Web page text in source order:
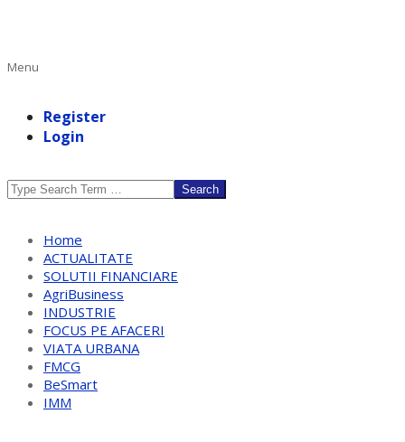
Primary
Menu
Register
Login
Search
Home
ACTUALITATE
SOLUTII FINANCIARE
AgriBusiness
INDUSTRIE
FOCUS PE AFACERI
VIATA URBANA
FMCG
BeSmart
IMM